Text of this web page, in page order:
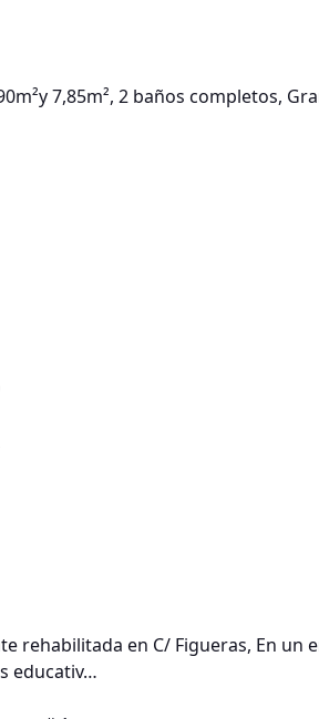
7,85m², 2 baños completos,
rehabilitada en C/ Figueras, En
educativ…